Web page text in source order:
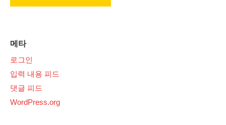
메타
로그인
입력 내용 피드
댓글 피드
WordPress.org